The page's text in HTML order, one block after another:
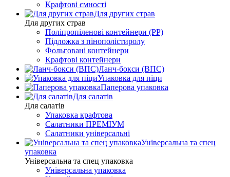
Крафтові ємності
Для других страв
Для других страв
Поліпропіленові контейнери (PP)
Підложка з пінополістиролу
Фольговані контейнери
Крафтові контейнери
Ланч-бокси (ВПС)
Упаковка для піци
Паперова упаковка
Для салатів
Для салатів
Упаковка крафтова
Салатники ПРЕМІУМ
Салатники універсальні
Універсальна та спец
упаковка
Універсальна та спец упаковка
Універсальна упаковка